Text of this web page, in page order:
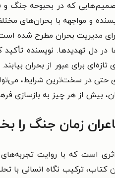
که در بحبوحه جنگ
و مواجهه با بحران‌های
مدیریت بحران مطرح شده
تهدیدها. نویسنده تأکید
برای عبور از بحران
حتی در سخت‌ترین شرایط،
بیش از هر چیز به بازسازی
زمان جنگ را
است که با روایت
ترکیب نگاه انسانی با